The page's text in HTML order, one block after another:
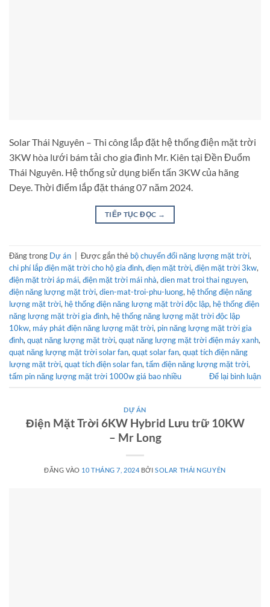
Solar Thái Nguyên – Thi công lắp đặt hệ thống điện mặt trời
3KW hòa lưới bám tải cho gia đình Mr. Kiên tại Đền Đuổm
Thái Nguyên. Hệ thống sử dụng biến tấn 3KW của hãng
Deye. Thời điểm lắp đặt tháng 07 năm 2024.
TIẾP TỤC ĐỌC →
Đăng trong Dự án Được gắn thẻ bộ chuyển đổi năng lượng mặt trời,
chi phí lắp điện mặt trời cho hộ gia đình, điẹn mặt trời, điện mặt trời 3kw,
điện mặt trời áp mái, điện mặt trời mái nhà, dien mat troi thai nguyen,
điện năng lượng mặt trời, dien-mat-troi-phu-luong, hệ thống điện năng
lượng mặt trời, hệ thống điện năng lượng mặt trời độc lập, hệ thống điện
năng lượng mặt trời gia đình, hệ thống năng lượng mặt trời độc lập
10kw, máy phát điện năng lượng mặt trời, pin năng lượng mặt trời gia
đình, quạt năng lượng mặt trời, quạt năng lượng mặt trời điện máy xanh,
quạt năng lượng mặt trời solar fan, quạt solar fan, quạt tích điện năng
lượng mặt trời, quạt tích điện solar fan, tấm điện năng lượng mặt trời,
tấm pin năng lượng mặt trời 1000w giá bao nhiều
Để lại bình luận
DỰ ÁN
Điện Mặt Trời 6KW Hybrid Lưu trữ 10KW
– Mr Long
ĐĂNG VÀO 10 THÁNG 7, 2024 BỞISOLAR THÁI NGUYÊN